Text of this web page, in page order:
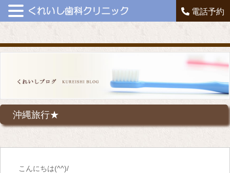
電話予約
沖縄旅行★
こんにちは(^^)/